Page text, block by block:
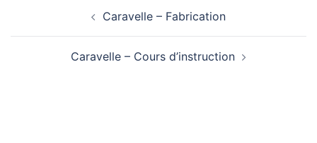
Caravelle – Fabrication
Caravelle – Cours d’instruction